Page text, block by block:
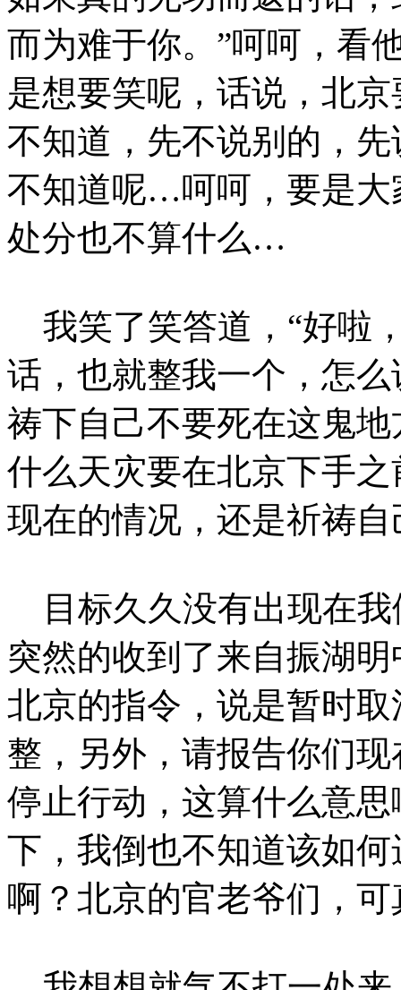
而为难于你。”呵呵，看
是想要笑呢，话说，北
不知道，先不说别的，
不知道呢…呵呵，要是大
处分也不算什么…
我笑了笑答道，“好啦
话，也就整我一个，怎
祷下自己不要死在这鬼
什么天灾要在北京下手
现在的情况，还是祈祷
目标久久没有出现在我
突然的收到了来自振湖
北京的指令，说是暂时
整，另外，请报告你们
停止行动，这算什么意
下，我倒也不知道该如
啊？北京的官老爷们，